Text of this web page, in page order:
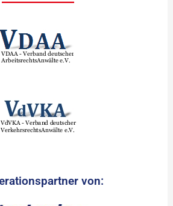
von: